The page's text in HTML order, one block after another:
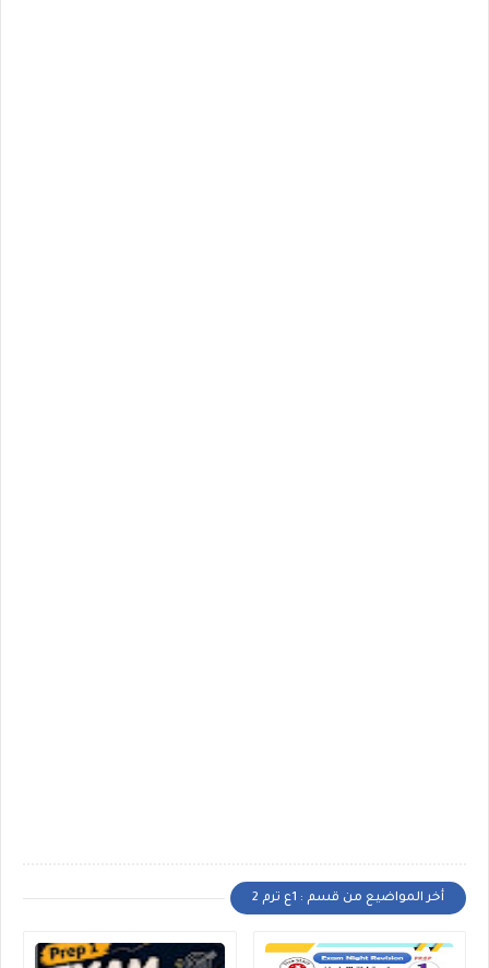
أخر المواضيع من قسم : 1ع ترم 2